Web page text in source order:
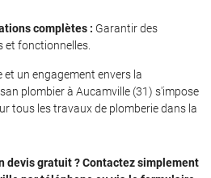
complètes : Garantir des
et fonctionnelles.
et un engagement envers la
plombier à Aucamville (31) s'impose
tous les travaux de plomberie dans la
devis gratuit ? Contactez simplement